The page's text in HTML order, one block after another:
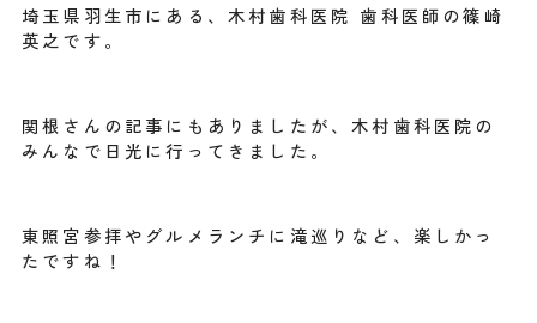
埼玉県羽生市にある、木村歯科医院 歯科医師の篠崎
英之です。
関根さんの記事にもありましたが、木村歯科医院の
みんなで日光に行ってきました。
東照宮参拝やグルメランチに滝巡りなど、楽しかっ
たですね！